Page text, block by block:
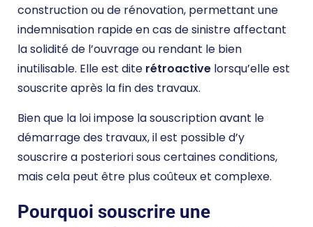
construction ou de rénovation, permettant une
indemnisation rapide en cas de sinistre affectant
la solidité de l’ouvrage ou rendant le bien
inutilisable. Elle est dite rétroactive lorsqu’elle est
souscrite après la fin des travaux.
Bien que la loi impose la souscription avant le
démarrage des travaux, il est possible d’y
souscrire a posteriori sous certaines conditions,
mais cela peut être plus coûteux et complexe.
Pourquoi souscrire une